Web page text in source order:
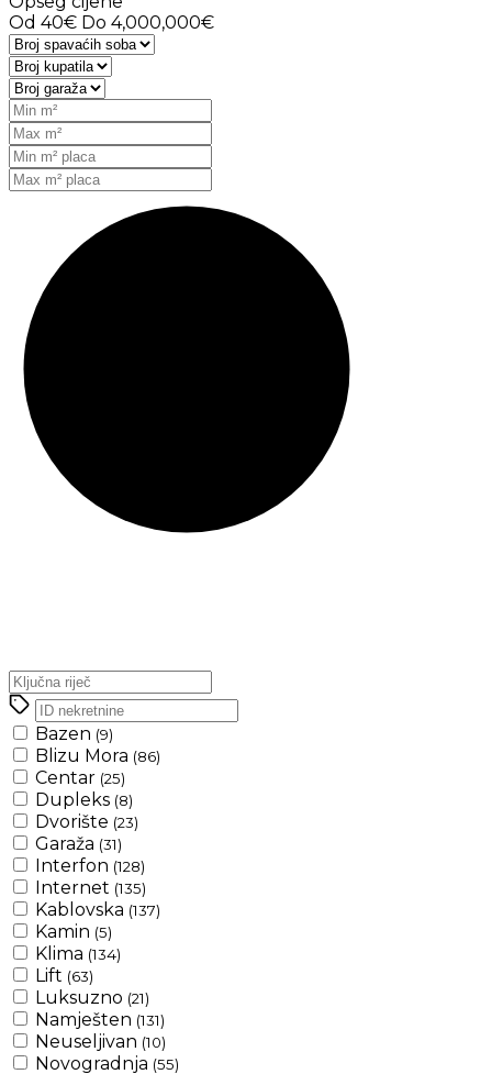
Od 40€ Do 4,000,000€
Bazen (9)
Blizu Mora (86)
Centar (25)
Dupleks (8)
Dvorište (23)
Garaža (31)
Interfon (128)
Internet (135)
Kablovska (137)
Kamin (5)
Klima (134)
Lift (63)
Luksuzno (21)
Namješten (131)
Neuseljivan (10)
Novogradnja (55)